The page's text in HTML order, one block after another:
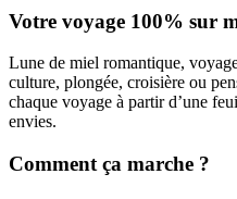
Votre voyage 100% sur
Lune de miel romantique,
culture, plongée, croisière ou
chaque voyage à partir d’une
envies.
Comment ça marche ?